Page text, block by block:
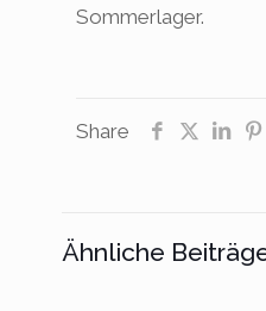
Sommerlager.
Share
Ähnliche